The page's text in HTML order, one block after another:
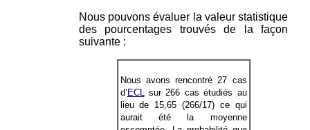
Nous pouvons évaluer la valeur statistique
des pourcentages trouvés de la façon
suivante :
Nous avons rencontré 27 cas
d’ECL
sur 266 cas étudiés au
lieu de 15,65 (266/17) ce qui
aurait été la moyenne